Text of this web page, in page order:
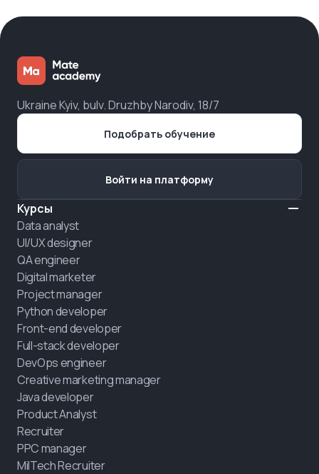
Ukraine Kyiv, bulv. Druzhby Narodiv, 18/7
Курсы
Data analyst
UI/UX designer
QA engineer
Digital marketer
Project manager
Python developer
Front-end developer
Full-stack developer
DevOps engineer
Creative marketing manager
Java developer
Product Analyst
Recruiter
PPC manager
MilTech Recruiter
Подобрать обучение
Войти на платформу